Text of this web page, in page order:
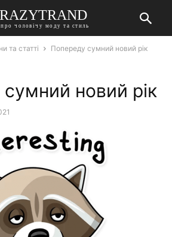
чоловічу моду та стиль
та статті Попереду сумний новий рік
новий рік